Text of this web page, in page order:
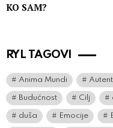
KO SAM?
RYL TAGOVI
Anima Mundi
Budućnost Cilj
duša Emocije